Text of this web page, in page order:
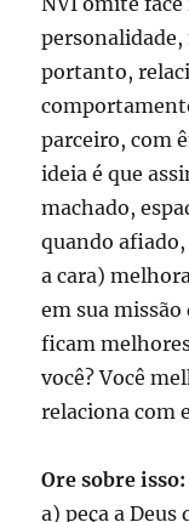
personalidade,
portanto,
parceiro, com
ideia é que
machado,
quando
a cara)
em sua missão
ficam
você? Você
relaciona com
Ore sobre isso:
a) peça a